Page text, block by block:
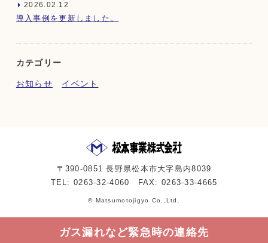
ガス漏れなど緊急時の連絡先
2026.02.12
導入事例を更新しました。
カテゴリー
お知らせ イベント
〒390-0851 長野県松本市大字島内8039
TEL: 0263-32-4060 FAX: 0263-33-4665
© Matsumotojigyo Co.,Ltd.